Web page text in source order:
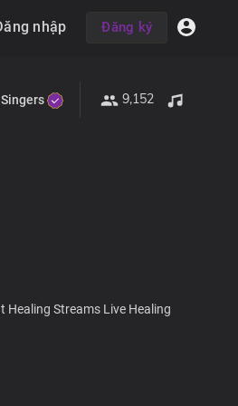
nhập Đăng ký
9,152
Healing Streams Live Healing